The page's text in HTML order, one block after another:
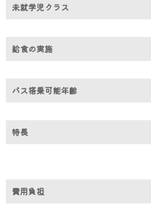
未就学児クラス
給食の実施
バス搭乗可能年齢
特長
費用負担